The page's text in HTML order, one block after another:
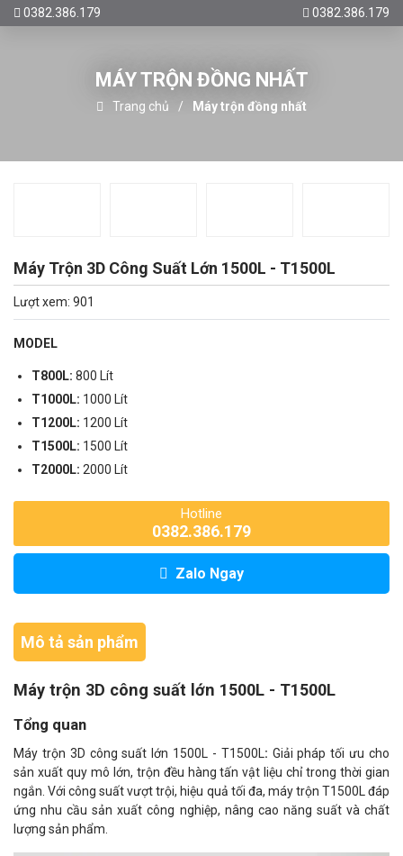
0382.386.179 0382.386.179
MÁY TRỘN ĐỒNG NHẤT
Trang chủ Máy trộn đồng nhất
Máy Trộn 3D Công Suất Lớn 1500L - T1500L
Lượt xem: 901
MODEL
T800L: 800 Lít
T1000L: 1000 Lít
T1200L: 1200 Lít
T1500L: 1500 Lít
T2000L: 2000 Lít
Hotline
0382.386.179
Zalo Ngay
Mô tả sản phẩm
Máy trộn 3D công suất lớn 1500L - T1500L
Tổng quan
Máy trộn 3D công suất lớn 1500L - T1500L: Giải pháp tối ưu cho
sản xuất quy mô lớn, trộn đều hàng tấn vật liệu chỉ trong thời gian
ngắn. Với công suất vượt trội, hiệu quả tối đa, máy trộn T1500L đáp
ứng nhu cầu sản xuất công nghiệp, nâng cao năng suất và chất
lượng sản phẩm.